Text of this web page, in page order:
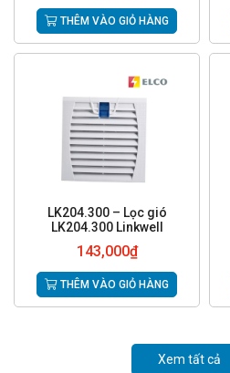
THÊM VÀO GIỎ HÀNG
LK204.300 – Lọc gió
LK204.300 Linkwell
143,000₫
THÊM VÀO GIỎ HÀNG
Xem tất cả